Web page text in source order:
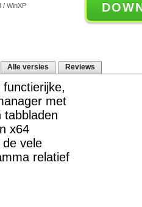
/ WinXP
Alle versies Reviews
functierijke,
met
tabbladen
x64
vele
relatief